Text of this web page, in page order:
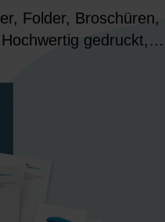
Folder, Broschüren,
gedruckt,
Auftritt.